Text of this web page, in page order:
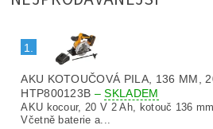
1.
AKU KOTOUČOVÁ PILA, 136 MM,
HTP800123B –SKLADEM
AKU kocour, 20 V 2 Ah, kotouč 136
Včetně baterie a...